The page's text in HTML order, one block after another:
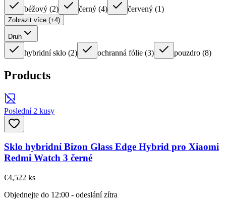
béžový (2) černý (4) červený (1)
Zobrazit více (+4)
Druh
hybridní sklo (2) ochranná fólie (3) pouzdro (8)
Products
Poslední 2 kusy
Sklo hybridní Bizon Glass Edge Hybrid pro Xiaomi
Redmi Watch 3 černé
€4,522 ks
Objednejte do 12:00 - odeslání zítra